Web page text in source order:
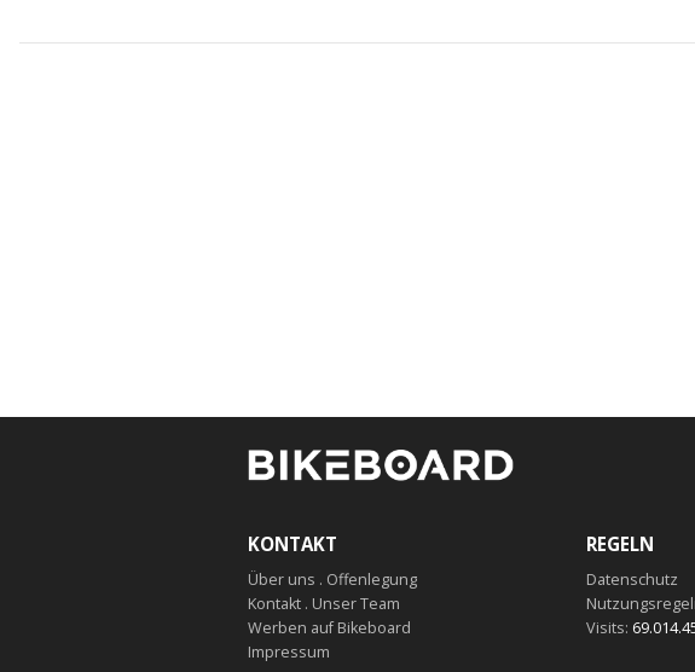
KONTAKT
Über uns . Offenlegung
Kontakt . Unser Team
Werben auf Bikeboard
Impressum
REGELN
Datenschutz
Visits: